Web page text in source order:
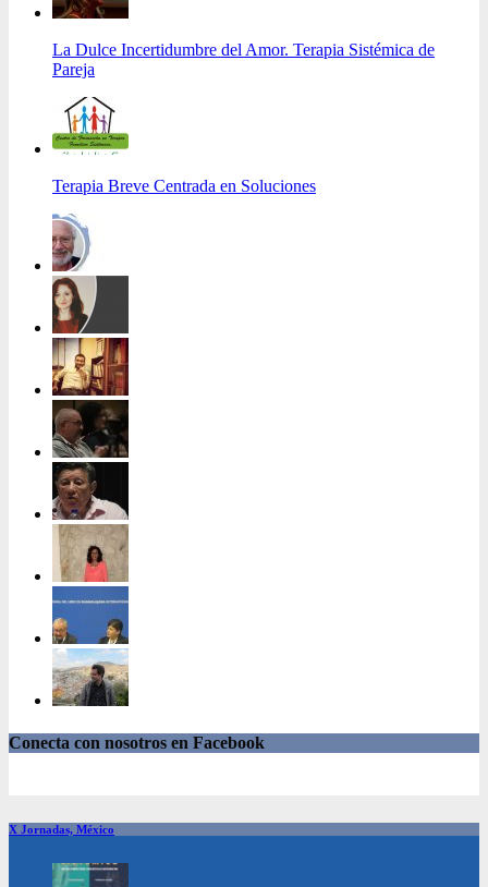
La Dulce Incertidumbre del Amor. Terapia Sistémica de
Pareja
Terapia Breve Centrada en Soluciones
Conecta con nosotros en Facebook
X Jornadas, México